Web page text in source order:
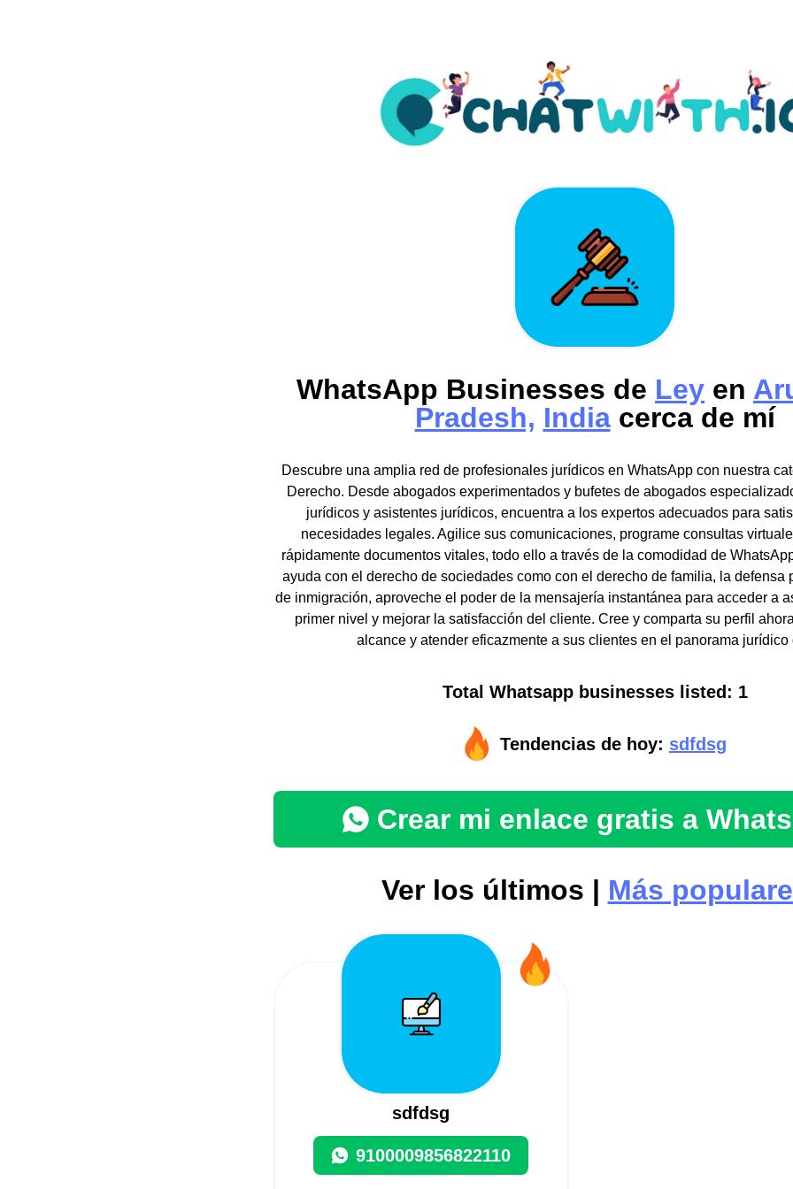
WhatsApp Businesses de Ley en
Pradesh, Indiacerca de mí
Descubre una amplia red de profesionales jurídicos en WhatsApp con nuestra
Derecho. Desde abogados experimentados y bufetes de abogados
jurídicos y asistentes jurídicos, encuentra a los expertos adecuados para
necesidades legales. Agilice sus comunicaciones, programe consultas
rápidamente documentos vitales, todo ello a través de la comodidad de
ayuda con el derecho de sociedades como con el derecho de familia, la defensa
de inmigración, aproveche el poder de la mensajería instantánea para acceder a
primer nivel y mejorar la satisfacción del cliente. Cree y comparta su perfil
alcance y atender eficazmente a sus clientes en el panorama jurídico
Total Whatsapp businesses listed: 1
Tendencias de hoy: sdfdsg
Crear mi enlace gratis a
Ver los últimos | Más
sdfdsg
9100009856822110